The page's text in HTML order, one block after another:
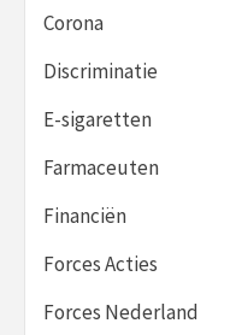
Corona
Discriminatie
E-sigaretten
Farmaceuten
Financiën
Forces Acties
Forces Nederland